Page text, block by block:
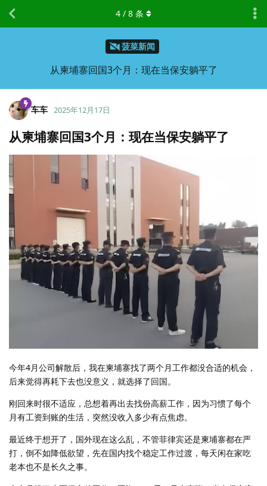
菠菜新闻
从柬埔寨回国3个月：现在当保安躺平了
4 / 8 条
车车 2025年12月17日
从柬埔寨回国3个月：现在当保安躺平了
今年4月公司解散后，我在柬埔寨找了两个月工作都没合适的机会，
后来觉得再耗下去也没意义，就选择了回国。
刚回来时很不适应，总想着再出去找份高薪工作，因为习惯了每个
月有工资到账的生活，突然没收入多少有点焦虑。
最近终于想开了，国外现在这么乱，不管菲律宾还是柬埔寨都在严
打，倒不如降低欲望，先在国内找个稳定工作过渡，每天闲在家吃
老本也不是长久之事。